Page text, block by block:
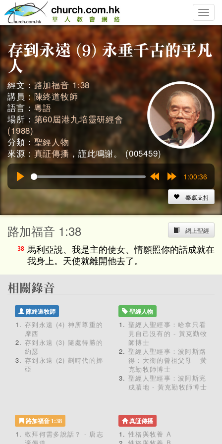
Toggle
經文：路加福音 1:38
講員： 陳終道牧師
語言： 粵語
場所： 第60屆港九培靈研經會
(1988)
分類： 聖經人物
來源： 真証傳播 ，謹此鳴謝。 (005459)
15s
1:00:36
奉獻支持
網上聖經
路加福音 1:38
38 馬利亞說、我是主的使女、情願照你的話成就在
我身上。天使就離開他去了。
陳終道牧師
存到永遠 (4) 神所尊重的
摩西
存到永遠 (3) 隨處得勝的
約瑟
存到永遠 (2) 劃時代的挪
亞
聖經人物
聖經人聖經事：哈拿只看
見自己沒有的 - 黃克勤牧
師博士
聖經人聖經事：波阿斯路
得：大衞的曾祖父母 - 黃
克勤牧師博士
聖經人聖經事：波阿斯完
成贖地 - 黃克勤牧師博士
路加福音 1:38
敬拜何需多說話？ - 唐志
真証傳播
性格與牧養 A